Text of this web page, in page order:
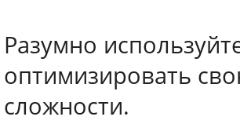
Разумно
оптимизировать
сложности.